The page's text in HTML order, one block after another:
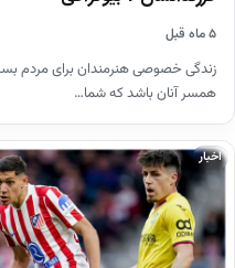
۵ ماه قبل
زندگی خصوصی هنرمندان برای مردم
همسر آنان باشد که شما…
اخبار